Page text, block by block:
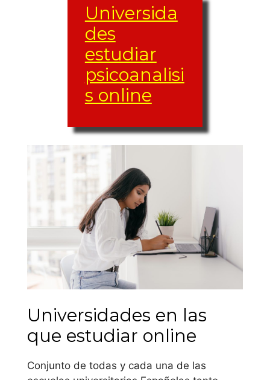
Universida
des
estudiar
psicoanalisi
s online
El grupo de materias
y etcs (créditos
ETCS) puede variar
de una universidad
a otra, al igual que
las asignaturas de
libre elección varían
Andalucía
Universidad de
Almería
Universidad de
Universidades en las
que estudiar online
Conjunto de todas y cada una de las